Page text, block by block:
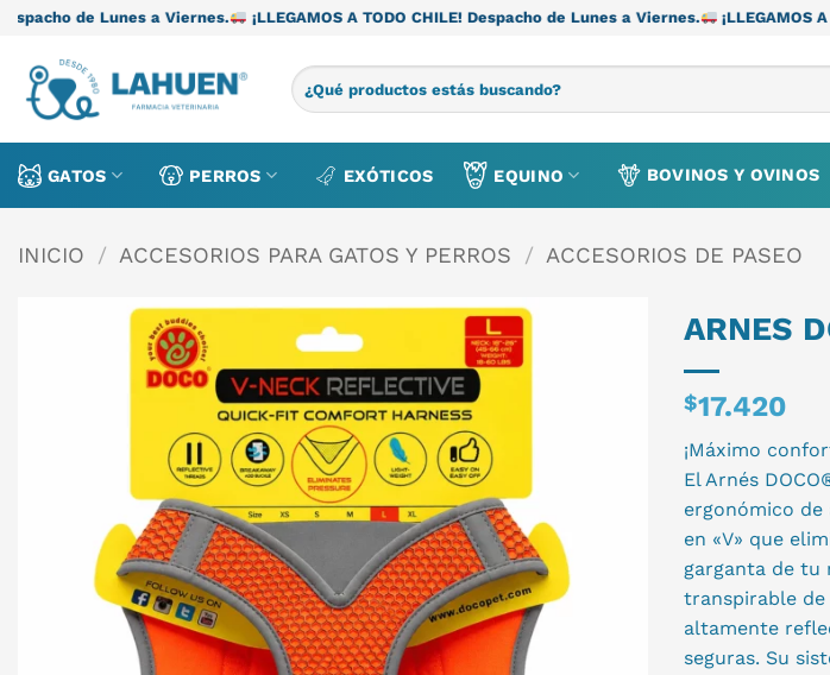
Saltar
contenido
a Viernes. ¡LLEGAMOS A TODO CHILE! Despacho de Lunes a Viernes. ¡LLEGAMOS A TODO CHILE!
Buscar
por:
GATOS PERROS EXÓTICOS EQUINO BOVINOS Y OVINOS
INICIO / ACCESORIOS PARA GATOS Y PERROS / ACCESORIOS DE PASEO
ARNES
$17.420
¡Máximo
El Arnés
ergonómico
en «V» que
garganta de tu
transpirable
altamente
seguras. Su